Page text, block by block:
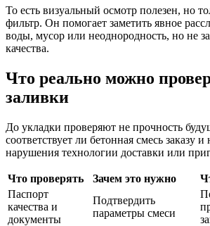
То есть визуальный осмотр полезен, но
фильтр. Он помогает заметить явное
воды, мусор или неоднородность, но не
качества.
Что реально можно
заливки
До укладки проверяют не прочность
соответствует ли бетонная смесь заказу
нарушения технологии доставки или
Что проверять Зачем это нужно
Паспорт
качества и
документы
Подтвердить
параметры смеси